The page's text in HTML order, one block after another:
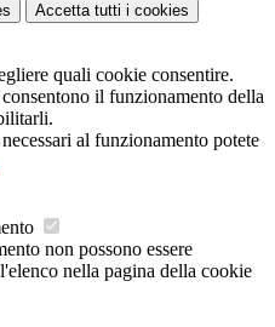
Accetta tutti i cookies
quali cookie consentire.
il funzionamento della
al funzionamento potete
non possono essere
nella pagina della cookie